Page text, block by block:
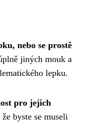
nebo se prostě
jiných mouk a
lepku.
pro jejich
byste se museli